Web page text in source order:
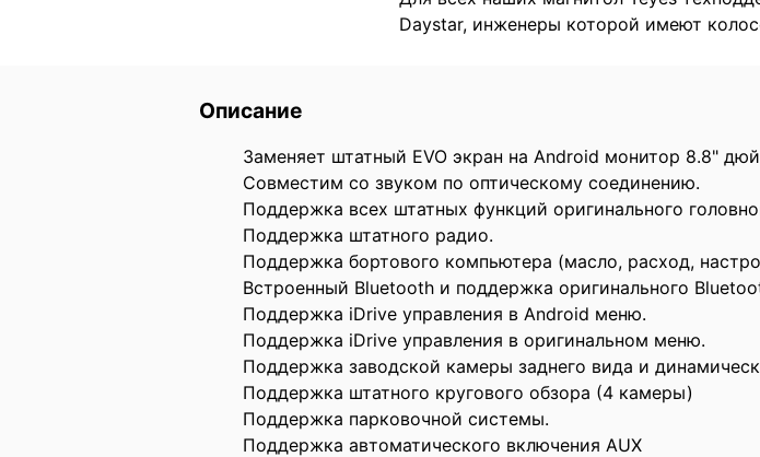
Daystar, инженеры которой имеют
Описание
Заменяет штатный EVO экран на Android монитор 8.8"
Совместим со звуком по оптическому соединению.
Поддержка всех штатных функций оригинального
Поддержка штатного радио.
Поддержка бортового компьютера (масло, расход,
Встроенный Bluetooth и поддержка оригинального
Поддержка iDrive управления в Android меню.
Поддержка iDrive управления в оригинальном меню.
Поддержка заводской камеры заднего вида и
Поддержка штатного кругового обзора (4 камеры)
Поддержка парковочной системы.
Поддержка автоматического включения AUX